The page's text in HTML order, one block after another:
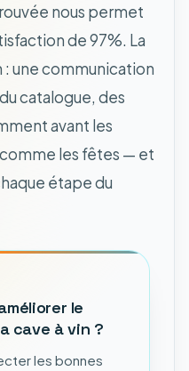
nous permet
de 97%. La
: une communication
catalogue, des
avant les
les fêtes — et
étape du
le
cave à vin ?
les bonnes